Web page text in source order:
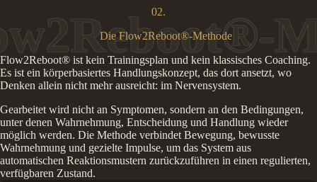
02.
Die Flow2Reboot®-Methode
Flow2Reboot® ist kein Trainingsplan und kein klassisches Coaching.
Es ist ein körperbasiertes Handlungskonzept, das dort ansetzt, wo
Denken allein nicht mehr ausreicht: im Nervensystem.
Gearbeitet wird nicht an Symptomen, sondern an den Bedingungen,
unter denen Wahrnehmung, Entscheidung und Handlung wieder
möglich werden. Die Methode verbindet Bewegung, bewusste
Wahrnehmung und gezielte Impulse, um das System aus
automatischen Reaktionsmustern zurückzuführen in einen regulierten,
verfügbaren Zustand.